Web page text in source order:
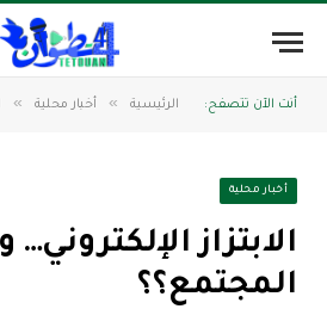
أنت الآن تتصفح: الرئيسية » أخبار محلية »
أخبار محلية
الابتزاز الإلكتروني…
المجتمع؟؟